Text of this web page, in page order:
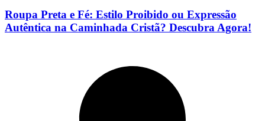
Roupa Preta e Fé: Estilo Proibido ou Expressão
Autêntica na Caminhada Cristã? Descubra Agora!